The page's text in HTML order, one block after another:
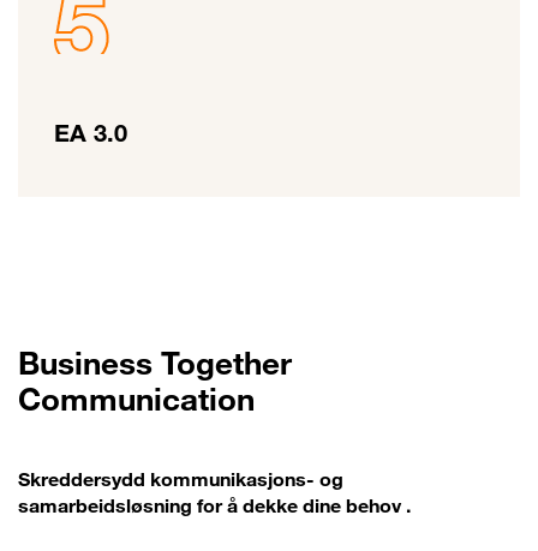
EA 3.0
Business Together
Communication
Skreddersydd kommunikasjons- og
samarbeidsløsning for å dekke dine behov .